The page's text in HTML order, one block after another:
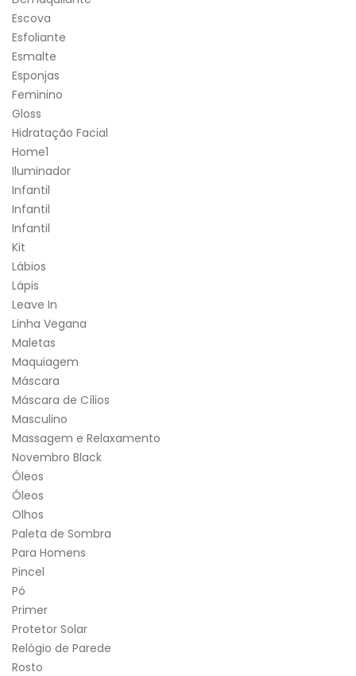
Escova
Esfoliante
Esmalte
Esponjas
Feminino
Gloss
Hidratação Facial
Home1
Iluminador
Infantil
Infantil
Infantil
Kit
Lábios
Lápis
Leave In
Linha Vegana
Maletas
Maquiagem
Máscara
Máscara de Cílios
Masculino
Massagem e Relaxamento
Novembro Black
Óleos
Óleos
Olhos
Paleta de Sombra
Para Homens
Pincel
Pó
Primer
Protetor Solar
Relógio de Parede
Rosto